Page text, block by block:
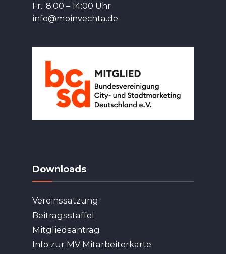
Fr.: 8:00 – 14:00 Uhr
info@moinvechta.de
Downloads
Vereinssatzung
Beitragsstaffel
Mitgliedsantrag
Info zur MV Mitarbeiterkarte